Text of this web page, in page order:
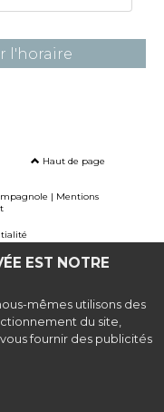
EST NOTRE
mêmes utilisons des
du site,
fournir des publicités
l'horaire
Haut de page
| Mentions
©casenove